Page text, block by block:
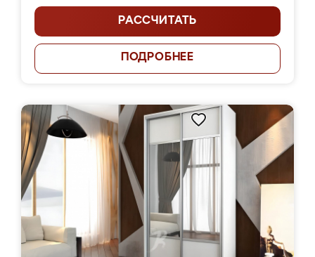
РАССЧИТАТЬ
ПОДРОБНЕЕ